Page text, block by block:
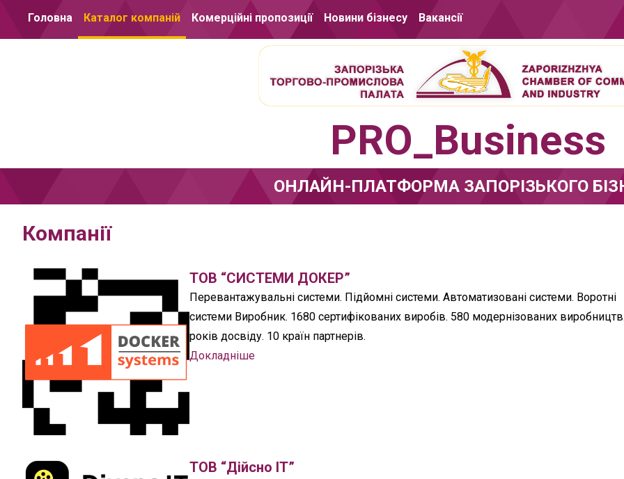
Головна Каталог компаній Комерційні пропозиції Новини бізнесу Вакансії
PRO_Business
ОНЛАЙН-ПЛАТФОРМА ЗАПОРІЗЬКОГО
Компанії
ТОВ “СИСТЕМИ ДОКЕР”
Перевантажувальні системи. Підйомні системи. Автоматизовані системи. Воротні
системи Виробник. 1680 сертифікованих виробів. 580 модернізованих
років досвіду. 10 країн партнерів.
Докладніше
ТОВ “Дійсно IT”